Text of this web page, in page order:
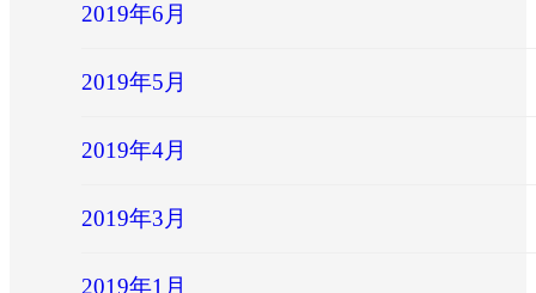
2019年6月
2019年5月
2019年4月
2019年3月
2019年1月